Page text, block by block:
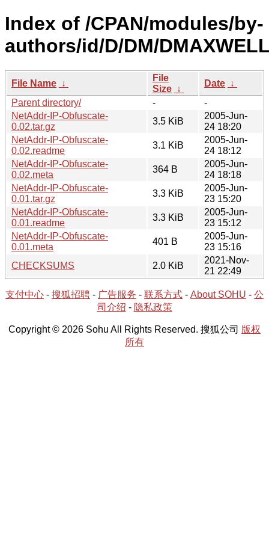
Index of /CPAN/modules/by-
authors/id/D/DM/
File Name ↓
File
Size ↓
Date ↓
Parent directory/
-
-
NetAddr-IP-Obfuscate-
0.02.tar.gz
3.5 KiB
2005-Jun-
24 18:20
NetAddr-IP-Obfuscate-
0.02.readme
3.1 KiB
2005-Jun-
24 18:12
NetAddr-IP-Obfuscate-
0.02.meta
364 B
2005-Jun-
24 18:18
NetAddr-IP-Obfuscate-
0.01.tar.gz
3.3 KiB
2005-Jun-
23 15:20
NetAddr-IP-Obfuscate-
0.01.readme
3.3 KiB
2005-Jun-
23 15:12
NetAddr-IP-Obfuscate-
0.01.meta
401 B
2005-Jun-
23 15:16
CHECKSUMS
2.0 KiB
2021-Nov-
21 22:49
支付中心 - 搜狐招聘 - 广告服务 - 联系方式 - About SOHU - 公
司介绍 - 隐私政策
Copyright © 2026 Sohu All Rights Reserved. 搜狐公司 版权
所有